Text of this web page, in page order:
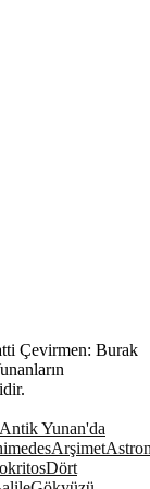
Çevirmen: Burak
Antik Yunan'da
Arşimet
Dört